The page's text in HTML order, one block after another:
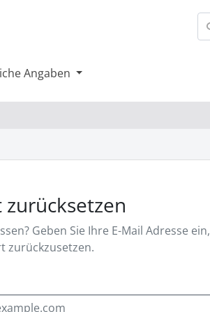
Angaben
zurücksetzen
Geben Sie Ihre E-Mail Adresse ein,
zurückzusetzen.